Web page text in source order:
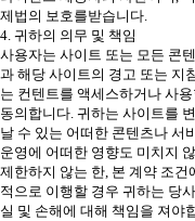
제법의 보호를받습니다.
4. 귀하의 의무 및 책임
사용자는 사이트 또는 모든 콘
과 해당 사이트의 경고 또는 지
는 컨텐트를 액세스하거나 사
동의합니다. 귀하는 사이트를
날 수 있는 어떠한 콘텐츠나 서
운영에 어떠한 영향도 미치지
제한하지 않는 한, 본 계약 조
적으로 이행할 경우 귀하는 당
실 및 손해에 대해 책임을 져야